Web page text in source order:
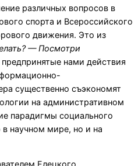
различных вопросов в
спорта и Всероссийского
движения. Это из
— Посмотри
предпринятые нами действия
существенно съэкономят
на административном
парадигмы социального
в научном мире, но и на